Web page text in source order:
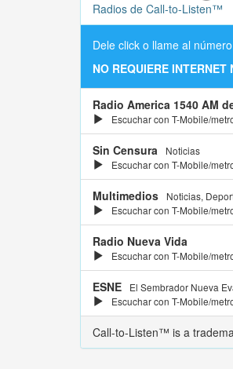
Radios de Call-to-Listen™
Dele click o llame al
NO REQUIERE INTERNET
Radio America 1540 AM
Escuchar con T-Mobile/
Sin Censura
Noticias
Escuchar con T-Mobile/
Multimedios
Noticias,
Escuchar con T-Mobile/
Radio Nueva Vida
Escuchar con T-Mobile/
ESNE
El Sembrador Nueva
Escuchar con T-Mobile/
Call-to-Listen™ is a